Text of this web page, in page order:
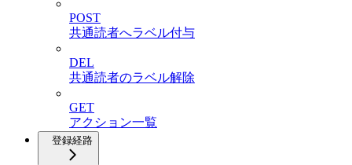
POST
共通読者へラベル付与
DEL
共通読者のラベル解除
GET
アクション一覧
登録経路